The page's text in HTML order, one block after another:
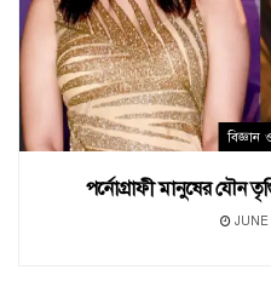
বিজ্ঞান
পর্নোগ্রাফী মানুষের যৌন
JUNE